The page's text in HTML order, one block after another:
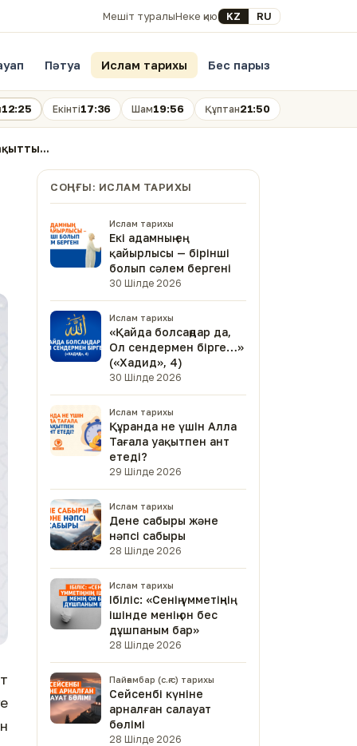
Мешіт туралыНеке қиюSelect your language
KZ RU
Пәтуа Ислам тарихы Бес парыз
12:25 Екінті17:36 Шам19:56 Құптан21:50
СОҢҒЫ: ИСЛАМ ТАРИХЫ
Ислам тарихы
Екі адамның ең
қайырлысы — бірінші
болып сәлем бергені
30 Шілде 2026
Ислам тарихы
«Қайда болсаңдар да,
Ол сендермен бірге…»
(«Хадид», 4)
30 Шілде 2026
Ислам тарихы
Құранда не үшін Алла
Тағала уақытпен ант
етеді?
29 Шілде 2026
Ислам тарихы
Дене сабыры және
нәпсі сабыры
28 Шілде 2026
Ислам тарихы
Ібіліс: «Сенің үмметіңнің
ішінде менің он бес
дұшпаным бар»
28 Шілде 2026
Пайғамбар (с.ғ.с) тарихы
Сейсенбі күніне
арналған салауат
бөлімі
28 Шілде 2026